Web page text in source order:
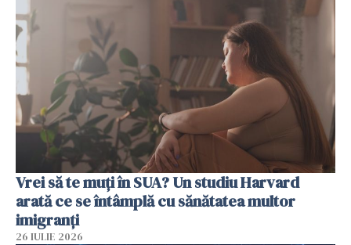
Vrei să te muți în SUA? Un studiu Harvard
arată ce se întâmplă cu sănătatea multor
imigranți
26 IULIE 2026